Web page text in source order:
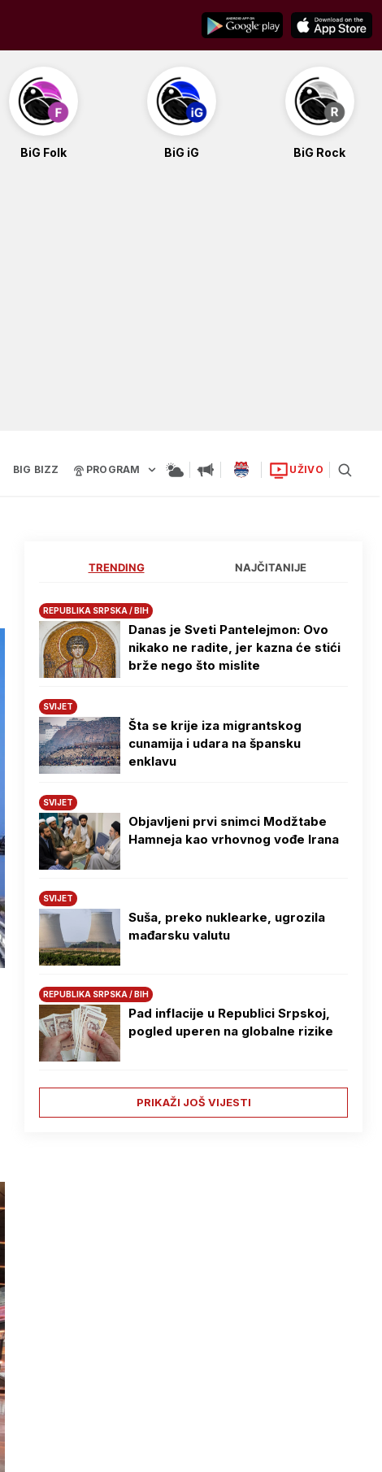
BiG Folk BiG iG BiG Rock
BIG BIZZ PROGRAM UŽIVO
TRENDING NAJČITANIJE
REPUBLIKA SRPSKA / BIH
Danas je Sveti Pantelejmon: Ovo
nikako ne radite, jer kazna će stići
brže nego što mislite
SVIJET
Šta se krije iza migrantskog
cunamija i udara na špansku
enklavu
SVIJET
Objavljeni prvi snimci Modžtabe
Hamneja kao vrhovnog vođe Irana
SVIJET
Suša, preko nuklearke, ugrozila
mađarsku valutu
REPUBLIKA SRPSKA / BIH
Pad inflacije u Republici Srpskoj,
pogled uperen na globalne rizike
PRIKAŽI JOŠ VIJESTI